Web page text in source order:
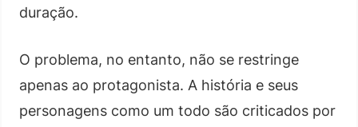
duração.
O problema, no entanto, não se restringe
apenas ao protagonista. A história e seus
personagens como um todo são criticados por